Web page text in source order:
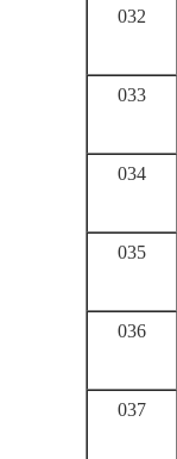
032
033
034
035
036
037